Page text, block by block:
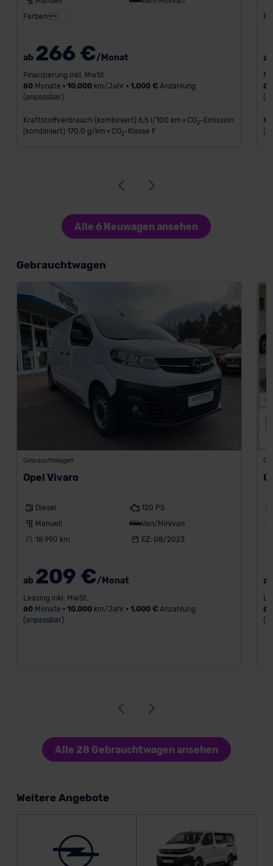
der EU erfolgt, erfolgt dies ausschließlich auf der
Standarddatenschutzklauseln (Art. 46 Abs. 2 lit. c
DSGVO) oder wenn Sie hierzu Ihre Einwilligung freiwillig
erteilen. Nähere Informationen zu den bestehenden
Datenschutzklauseln können Sie über den Kontakt zu
unserem Datenschutzbeauftragten unter
datenschutz@meinauto.de anfordern.
Farben:
ab 266 €/Monat
Finanzierung inkl. MwSt.
60Monate • 10.000km/Jahr • 1.000 €Anzahlung
(anpassbar)
Kraftstoffverbrauch (kombiniert) 6,5 l/100 km • CO 2-Emission
(kombiniert) 170,0 g/km • CO 2-Klasse F
60
Alle 6 Neuwagen ansehen
Gebrauchtwagen
Gebrauchtwagen
Opel Vivaro
Diesel
120 PS
Manuell
Van/Minivan
18.990 km
EZ: 08/2023
ab 209 €/Monat
Leasing inkl. MwSt.
60Monate • 10.000km/Jahr • 1.000 €Anzahlung
(anpassbar)
60
Alle 28 Gebrauchtwagen ansehen
Weitere Angebote